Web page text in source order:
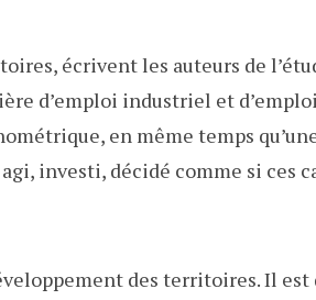
écrivent les auteurs de
d’emploi industriel et
en même temps
investi, décidé comme si ces
des territoires. Il est